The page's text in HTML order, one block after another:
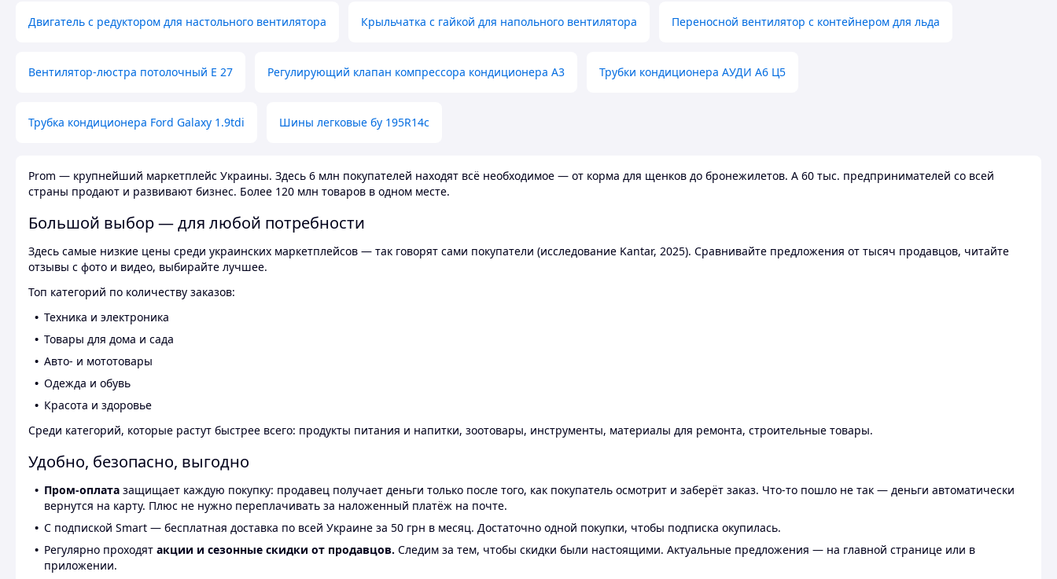
Двигатель с редуктором для настольного вентилятора Крыльчатка с гайкой для напольного вентилятора Переносной вентилятор с контейнером для льда
Вентилятор-люстра потолочный E 27 Регулирующий клапан компрессора кондиционера А3 Трубки кондиционера АУДИ А6 Ц5
Трубка кондиционера Ford Galaxy 1.9tdi Шины легковые бу 195R14c
Prom — крупнейший маркетплейс Украины. Здесь 6 млн покупателей находят всё необходимое — от корма для щенков до бронежилетов. А 60 тыс. предпринимателей со всей
страны продают и развивают бизнес. Более 120 млн товаров в одном месте.
Большой выбор — для любой потребности
Здесь самые низкие цены среди украинских маркетплейсов — так говорят сами покупатели (исследование Kantar, 2025). Сравнивайте предложения от тысяч продавцов, читайте
отзывы с фото и видео, выбирайте лучшее.
Топ категорий по количеству заказов:
Техника и электроника
Товары для дома и сада
Авто- и мототовары
Одежда и обувь
Красота и здоровье
Среди категорий, которые растут быстрее всего: продукты питания и напитки, зоотовары, инструменты, материалы для ремонта, строительные товары.
Удобно, безопасно, выгодно
Пром-оплата защищает каждую покупку: продавец получает деньги только после того, как покупатель осмотрит и заберёт заказ. Что-то пошло не так — деньги автоматически
вернутся на карту. Плюс не нужно переплачивать за наложенный платёж на почте.
С подпиской Smart — бесплатная доставка по всей Украине за 50 грн в месяц. Достаточно одной покупки, чтобы подписка окупилась.
Регулярно проходят акции и сезонные скидки от продавцов. Следим за тем, чтобы скидки были настоящими. Актуальные предложения — на главной странице или в
приложении.